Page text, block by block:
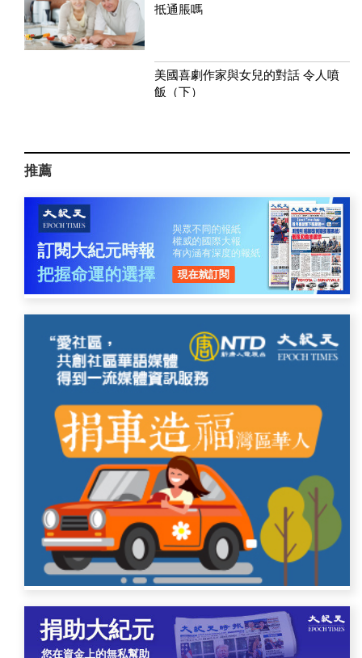
抵通脹嗎
美國喜劇作家與女兒的對話 令人噴
飯（下）
推薦